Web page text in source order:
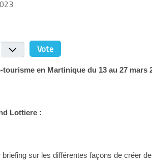
voter
en Martinique du 13 au 27 mars
Lottiere :
briefing sur les différentes façons de créer